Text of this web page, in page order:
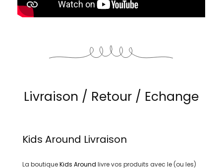
Livraison / Retour / Echange
Kids Around Livraison
La boutiqueKids Around livre vos produits avec le (ou les)